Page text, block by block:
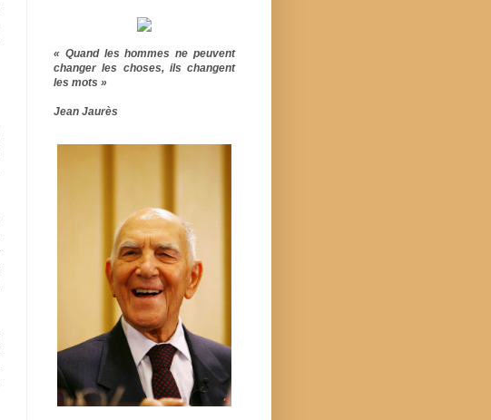
« Quand les hommes ne peuvent
changer les choses, ils changent
les mots »
Jean Jaurès